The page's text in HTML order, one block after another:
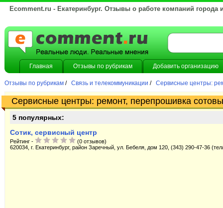
Ecomment.ru - Екатеринбург. Отзывы о работе компаний города
Главная Отзывы по рубрикам Добавить организацию
Отзывы по рубрикам / Связь и телекоммуникации / Сервисные центры:
Сервисные центры: ремонт, перепрошивка
5 популярных:
Сотик, сервисный центр
Рейтинг -
(0 отзывов)
620034, г. Екатеринбург, район Заречный, ул. Бебеля, дом 120, (343) 290-47-36